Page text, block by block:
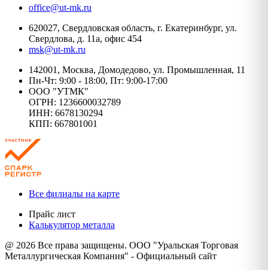
office@ut-mk.ru
620027, Свердловская область, г. Екатеринбург, ул.
Свердлова, д. 11а, офис 454
msk@ut-mk.ru
142001, Москва, Домодедово, ул. Промышленная, 11
Пн-Чт: 9:00 - 18:00, Пт: 9:00-17:00
ООО "УТМК"
ОГРН: 1236600032789
ИНН: 6678130294
КПП: 667801001
Все филиалы на карте
Прайс лист
Калькулятор металла
@ 2026 Все права защищены. ООО "Уральская Торговая
Металлургическая Компания" - Официальный сайт